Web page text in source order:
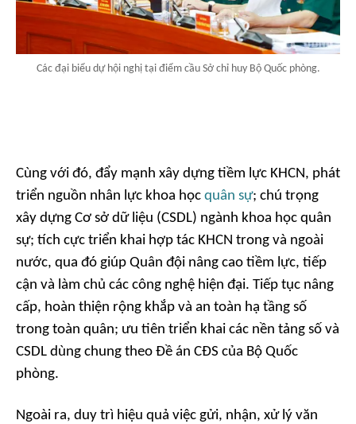
Các đại biểu dự hội nghị tại điểm cầu Sở chỉ huy Bộ Quốc phòng.
Cùng với đó, đẩy mạnh xây dựng tiềm lực KHCN, phát
triển nguồn nhân lực khoa học quân sự; chú trọng
xây dựng Cơ sở dữ liệu (CSDL) ngành khoa học quân
sự; tích cực triển khai hợp tác KHCN trong và ngoài
nước, qua đó giúp Quân đội nâng cao tiềm lực, tiếp
cận và làm chủ các công nghệ hiện đại. Tiếp tục nâng
cấp, hoàn thiện rộng khắp và an toàn hạ tầng số
trong toàn quân; ưu tiên triển khai các nền tảng số và
CSDL dùng chung theo Đề án CĐS của Bộ Quốc
phòng.
Ngoài ra, duy trì hiệu quả việc gửi, nhận, xử lý văn